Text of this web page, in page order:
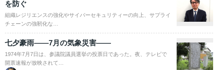
を防ぐ
組織レジリエンスの強化やサイバーセキュリティーの向上、サプライ
チェーンの強靭化な…
七夕豪雨――7月の気象災害――
1974年7月7日は、参議院議員選挙の投票日であった。夜、テレビで
開票速報が放映されて…